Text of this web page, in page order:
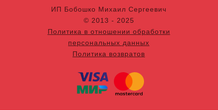
ИП Бобошко Михаил Сергеевич
© 2013 - 2025
Политика в отношении обработки
персональных данных
Политика возвратов